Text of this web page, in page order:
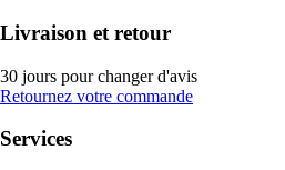
Livraison et retour
30 jours pour changer d'avis
Retournez votre commande
Services